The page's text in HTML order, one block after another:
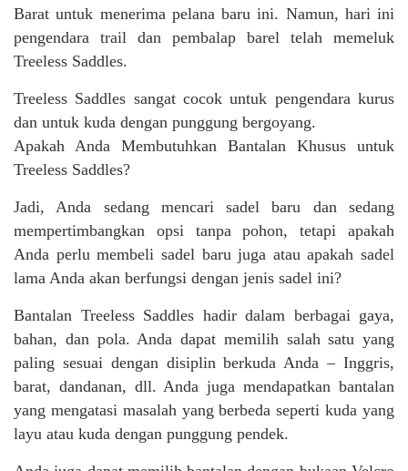
Barat untuk menerima pelana baru ini. Namun, hari ini
pengendara trail dan pembalap barel telah memeluk
Treeless Saddles.
Treeless Saddles sangat cocok untuk pengendara kurus
dan untuk kuda dengan punggung bergoyang.
Apakah Anda Membutuhkan Bantalan Khusus untuk
Treeless Saddles?
Jadi, Anda sedang mencari sadel baru dan sedang
mempertimbangkan opsi tanpa pohon, tetapi apakah
Anda perlu membeli sadel baru juga atau apakah sadel
lama Anda akan berfungsi dengan jenis sadel ini?
Bantalan Treeless Saddles hadir dalam berbagai gaya,
bahan, dan pola. Anda dapat memilih salah satu yang
paling sesuai dengan disiplin berkuda Anda – Inggris,
barat, dandanan, dll. Anda juga mendapatkan bantalan
yang mengatasi masalah yang berbeda seperti kuda yang
layu atau kuda dengan punggung pendek.